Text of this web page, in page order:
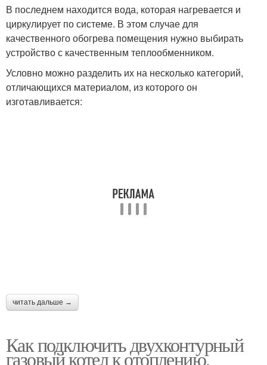
В последнем находится вода, которая нагревается и
циркулирует по системе. В этом случае для
качественного обогрева помещения нужно выбирать
устройство с качественным теплообменником.
Условно можно разделить их на несколько категорий,
отличающихся материалом, из которого он
изготавливается:
читать дальше →
Как подключить двухконтурный
газовый котел к отоплению.